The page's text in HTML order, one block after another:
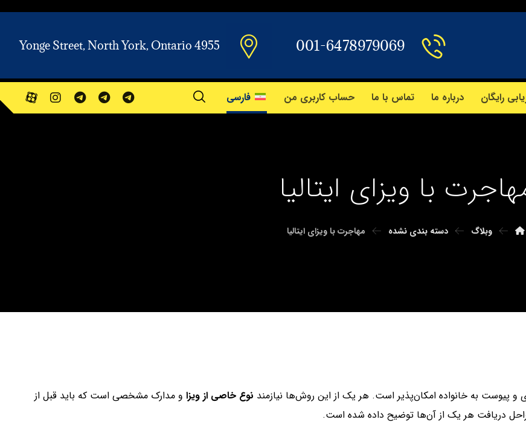
Yonge Street, North York, Ontario 4955 001-6478979069
رایگان درباره ما تماس با ما حساب کاربری من فارسی
با ویزای ایتالیا
وبلاگ دسته بندی نشده مهاجرت با ویزای ایتالیا
و پیوست به خانواده امکان‌پذیر است. هر یک از این روش‌ها نیازمند نوع خاصی از ویزاو مدارک مشخصی است که باید قبل از
مراحل دریافت هر یک از آن‌ها توضیح داده شده است.